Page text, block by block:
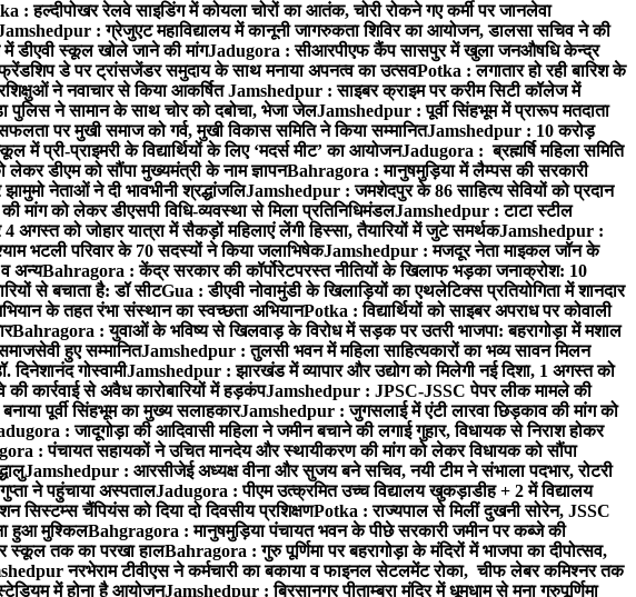
: हल्दीपोखर रेलवे साइडिंग में कोयला चोरों का आतंक, चोरी रोकने गए कर्मी पर जानलेवा
: ग्रेजुएट महाविद्यालय में कानूनी जागरुकता शिविर का आयोजन, डालसा सचिव ने की
डीएवी स्कूल खोले जाने की मांगJadugora : सीआरपीएफ कैंप सासपुर में खुला जनऔषधि केन्द्र
डे पर ट्रांसजेंडर समुदाय के साथ मनाया अपनत्व का उत्सवPotka : लगातार हो रही बारिश के
ने नवाचार से किया आकर्षितJamshedpur : साइबर क्राइम पर करीम सिटी कॉलेज में
पुलिस ने सामान के साथ चोर को दबोचा, भेजा जेलJamshedpur : पूर्वी सिंहभूम में प्रारूप मतदाता
पर मुखी समाज को गर्व, मुखी विकास समिति ने किया सम्मानितJamshedpur : 10 करोड़
में प्री-प्राइमरी के विद्यार्थियों के लिए ‘मदर्स मीट’ का आयोजनJadugora : ब्रह्मर्षि महिला समिति
डीएम को सौंपा मुख्यमंत्री के नाम ज्ञापनBahragora : मानुषमुड़िया में लैम्पस की सरकारी
नेताओं ने दी भावभीनी श्रद्धांजलिJamshedpur : जमशेदपुर के 86 साहित्य सेवियों को प्रदान
मांग को लेकर डीएसपी विधि-व्यवस्था से मिला प्रतिनिधिमंडलJamshedpur : टाटा स्टील
अगस्त को जोहार यात्रा में सैकड़ों महिलाएं लेंगी हिस्सा, तैयारियों में जुटे समर्थकJamshedpur :
भटली परिवार के 70 सदस्यों ने किया जलाभिषेकJamshedpur : मजदूर नेता माइकल जॉन के
अन्यBahragora : केंद्र सरकार की कॉर्पोरेटपरस्त नीतियों के खिलाफ भड़का जनाक्रोश: 10
से बचाता है: डॉ सीटGua : डीएवी नोवामुंडी के खिलाड़ियों का एथलेटिक्स प्रतियोगिता में शानदार
के तहत रंभा संस्थान का स्वच्छता अभियानPotka : विद्यार्थियों को साइबर अपराध पर कोवाली
Bahragora : युवाओं के भविष्य से खिलवाड़ के विरोध में सड़क पर उतरी भाजपा: बहरागोड़ा में मशाल
हुए सम्मानितJamshedpur : तुलसी भवन में महिला साहित्यकारों का भव्य सावन मिलन
गोस्वामीJamshedpur : झारखंड में व्यापार और उद्योग को मिलेगी नई दिशा, 1 अगस्त को
कार्रवाई से अवैध कारोबारियों में हड़कंपJamshedpur : JPSC-JSSC पेपर लीक मामले की
पूर्वी सिंहभूम का मुख्य सलाहकारJamshedpur : जुगसलाई में एंटी लारवा छिड़काव की मांग को
: जादूगोड़ा की आदिवासी महिला ने जमीन बचाने की लगाई गुहार, विधायक से निराश होकर
: पंचायत सहायकों ने उचित मानदेय और स्थायीकरण की मांग को लेकर विधायक को सौंपा
Jamshedpur : आरसीजेई अध्यक्ष वीना और सुजय बने सचिव, नयी टीम ने संभाला पदभार, रोटरी
ने पहुंचाया अस्पतालJadugora : पीएम उत्क्रमित उच्च विद्यालय खुकड़ाडीह + 2 में विद्यालय
सिस्टम्स चैंपियंस को दिया दो दिवसीय प्रशिक्षणPotka : राज्यपाल से मिलीं दुखनी सोरेन, JSSC
हुआ मुश्किलBahgragora : मानुषमुड़िया पंचायत भवन के पीछे सरकारी जमीन पर कब्जे की
स्कूल तक का परखा हालBahragora : गुरु पूर्णिमा पर बहरागोड़ा के मंदिरों में भाजपा का दीपोत्सव,
नरभेराम टीवीएस ने कर्मचारी का बकाया व फाइनल सेटलमेंट रोका, चीफ लेबर कमिश्नर तक
में होना है आयोजनJamshedpur : बिरसानगर पीताम्बरा मंदिर में धूमधाम से मना गुरुपूर्णिमा